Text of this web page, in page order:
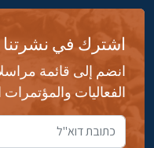
اشترك في نشرتنا
انضم إلى قائمة
الفعاليات والمؤتمرات